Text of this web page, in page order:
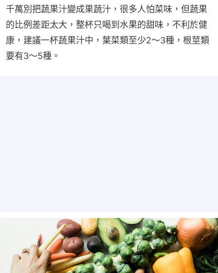
千萬別把蔬果汁變成果蔬汁，很多人怕菜味，但蔬果
的比例差距太大，整杯只喝到水果的甜味，不利於健
康，建議一杯蔬果汁中，葉菜類至少2～3種，根莖類
要有3～5種。